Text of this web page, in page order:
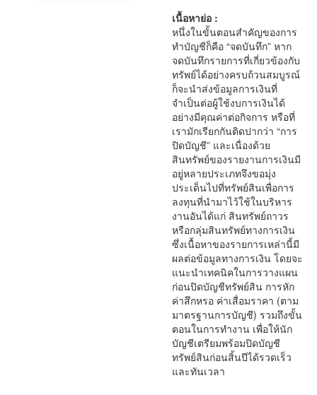
เนื้อหาย่อ :
หนึ่งในขั้นตอนสำคัญของการ
ทำบัญชีก็คือ “จดบันทึก” หาก
จดบันทึกรายการที่เกี่ยวข้องกับ
ทรัพย์ได้อย่างครบถ้วนสมบูรณ์
ก็จะนำส่งข้อมูลการเงินที่
จำเป็นต่อผู้ใช้งบการเงินได้
อย่างมีคุณค่าต่อกิจการ หรือที่
เรามักเรียกกันติดปากว่า “การ
ปิดบัญชี” และเนื่องด้วย
สินทรัพย์ของรายงานการเงินมี
อยู่หลายประเภทจึงขอมุ่ง
ประเด็นไปที่ทรัพย์สินเพื่อการ
ลงทุนที่นำมาไว้ใช้ในบริหาร
งานอันได้แก่ สินทรัพย์ถาวร
หรือกลุ่มสินทรัพย์ทางการเงิน
ซึ่งเนื้อหาของรายการเหล่านี้มี
ผลต่อข้อมูลทางการเงิน โดยจะ
แนะนำเทคนิคในการวางแผน
ก่อนปิดบัญชีทรัพย์สิน การหัก
ค่าสึกหรอ ค่าเสื่อมราคา (ตาม
มาตรฐานการบัญชี) รวมถึงขั้น
ตอนในการทำงาน เพื่อให้นัก
บัญชีเตรียมพร้อมปิดบัญชี
ทรัพย์สินก่อนสิ้นปีได้รวดเร็ว
และทันเวลา